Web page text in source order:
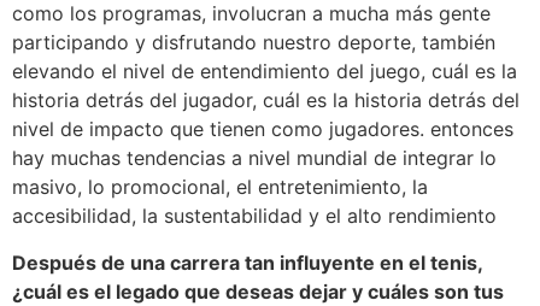
como los programas, involucran a mucha más gente
participando y disfrutando nuestro deporte, también
elevando el nivel de entendimiento del juego, cuál es la
historia detrás del jugador, cuál es la historia detrás del
nivel de impacto que tienen como jugadores. entonces
hay muchas tendencias a nivel mundial de integrar lo
masivo, lo promocional, el entretenimiento, la
accesibilidad, la sustentabilidad y el alto rendimiento
Después de una carrera tan influyente en el tenis,
¿cuál es el legado que deseas dejar y cuáles son tus